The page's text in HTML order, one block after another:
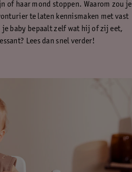
of haar mond stoppen. Waarom zou je
te laten kennismaken met vast
je baby bepaalt zelf wat hij of zij eet,
Lees dan snel verder!